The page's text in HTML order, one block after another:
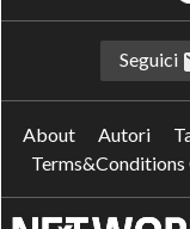
Seguici
About Autori